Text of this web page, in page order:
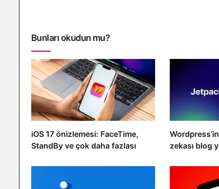
Bunları okudun mu?
iOS 17 önizlemesi: FaceTime,
StandBy ve çok daha fazlası
zekası blog